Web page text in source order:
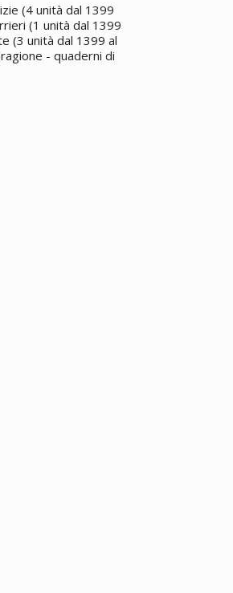
(4 unità dal 1399
(1 unità dal 1399
(3 unità dal 1399 al
- quaderni di